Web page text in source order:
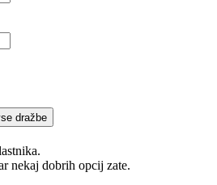
dražbe
nekaj dobrih opcij zate.